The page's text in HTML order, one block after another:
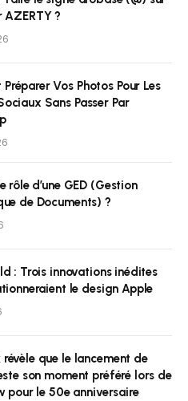
AZERTY ?
Vos Photos Pour Les
Sans Passer Par
rôle d’une GED (Gestion
de Documents) ?
: Trois innovations inédites
le design Apple
révèle que le lancement de
son moment préféré lors de
pour le 50e anniversaire